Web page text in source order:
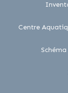
Centre